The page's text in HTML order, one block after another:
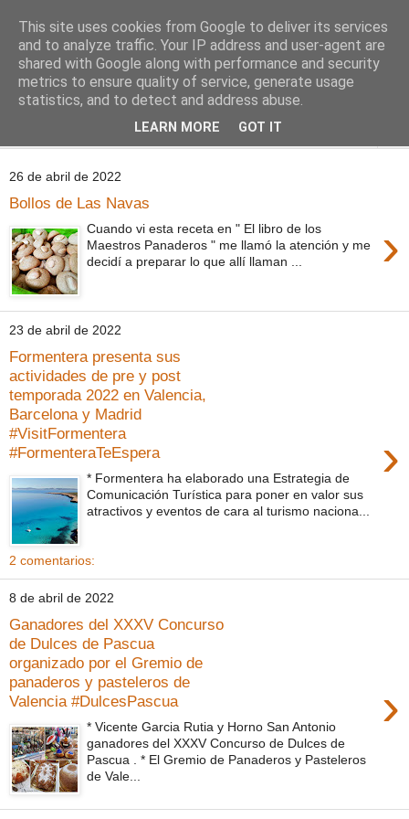
Comoju
La Cocina del Día a Día y el día a día de la Gastronomía
26 de abril de 2022
Bollos de Las Navas
›
Cuando vi esta receta en " El libro de los
Maestros Panaderos " me llamó la atención y me
decidí a preparar lo que allí llaman ...
23 de abril de 2022
Formentera presenta sus
actividades de pre y post
temporada 2022 en Valencia,
Barcelona y Madrid
#VisitFormentera
#FormenteraTeEspera
›
* Formentera ha elaborado una Estrategia de
Comunicación Turística para poner en valor sus
atractivos y eventos de cara al turismo naciona...
2 comentarios:
8 de abril de 2022
Ganadores del XXXV Concurso
de Dulces de Pascua
organizado por el Gremio de
panaderos y pasteleros de
Valencia #DulcesPascua
›
* Vicente Garcia Rutia y Horno San Antonio
ganadores del XXXV Concurso de Dulces de
Pascua . * El Gremio de Panaderos y Pasteleros
de Vale...
This site uses cookies from Google to deliver its services
and to analyze traffic. Your IP address and user-agent are
shared with Google along with performance and security
metrics to ensure quality of service, generate usage
statistics, and to detect and address abuse.
LEARN MORE GOT IT